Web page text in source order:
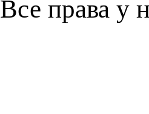
Все права у